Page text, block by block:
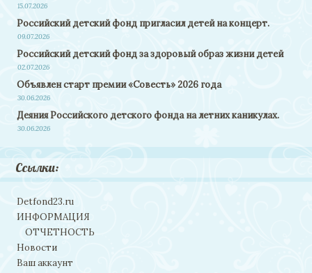
15.07.2026
Российский детский фонд пригласил детей на концерт.
09.07.2026
Российский детский фонд за здоровый образ жизни детей
02.07.2026
Объявлен старт премии «Совесть» 2026 года
30.06.2026
Деяния Российского детского фонда на летних каникулах.
30.06.2026
Ссылки:
Detfond23.ru
ИНФОРМАЦИЯ
ОТЧЕТНОСТЬ
Новости
Ваш аккаунт